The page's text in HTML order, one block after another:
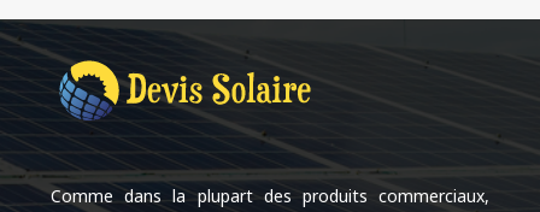
Comme dans la plupart des produits commerciaux,